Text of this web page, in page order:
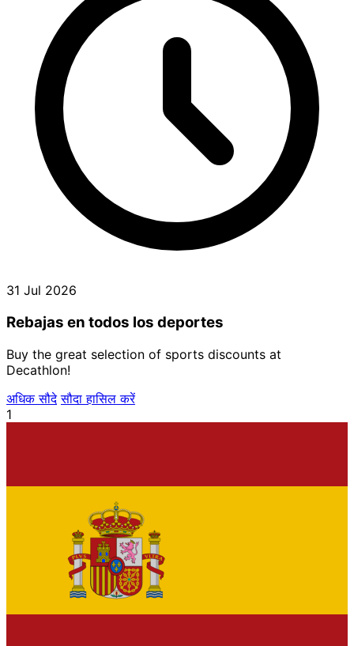
31 Jul 2026
Rebajas en todos los deportes
Buy the great selection of sports discounts at
Decathlon!
अधिक सौदे सौदा हासिल करें
1